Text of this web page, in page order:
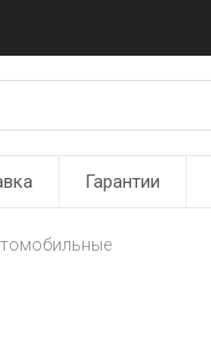
Гарантии